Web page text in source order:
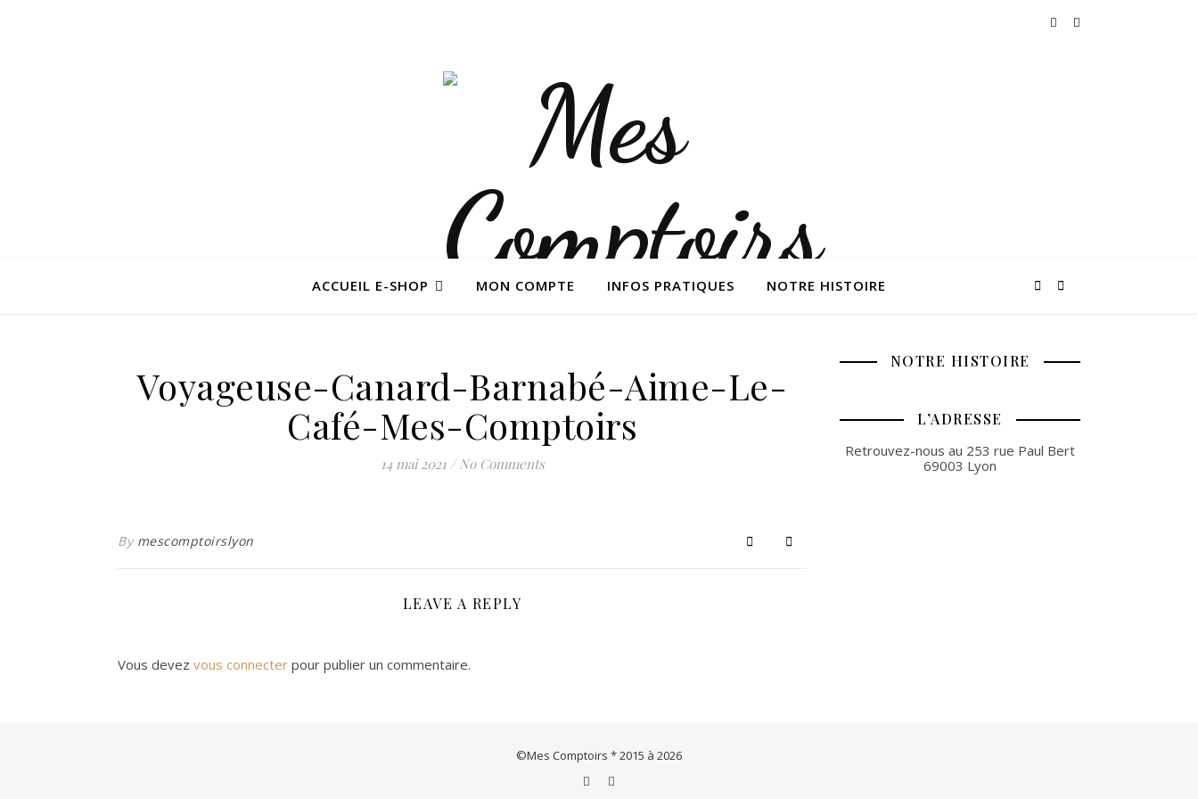
Le concept store de créations & artisanats français et européens
ACCUEIL E-SHOP MON COMPTE INFOS PRATIQUES NOTRE HISTOIRE
Voyageuse-Canard-Barnabé-Aime-Le-
Café-Mes-Comptoirs
14 mai 2021 / No Comments
By mescomptoirslyon
LEAVE A REPLY
Vous devez vous connecter pour publier un commentaire.
NOTRE HISTOIRE
L’ADRESSE
Retrouvez-nous au 253 rue Paul Bert
69003 Lyon
©Mes Comptoirs * 2015 à 2026